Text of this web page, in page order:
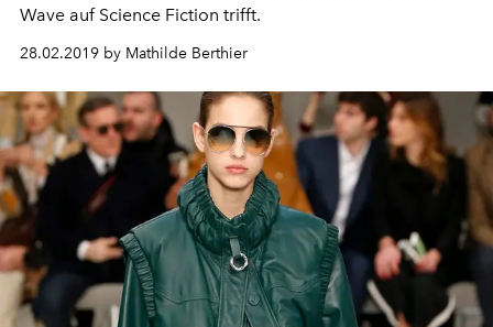
Wave auf Science Fiction trifft.
28.02.2019 by Mathilde Berthier